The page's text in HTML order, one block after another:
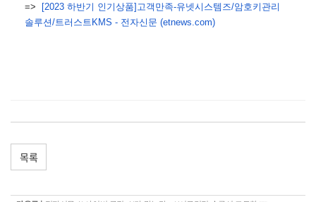
=>
[2023 하반기 인기상품]고객만족-유넷시스템즈/암호키관리
솔루션/트러스트KMS - 전자신문 (etnews.com)
목록